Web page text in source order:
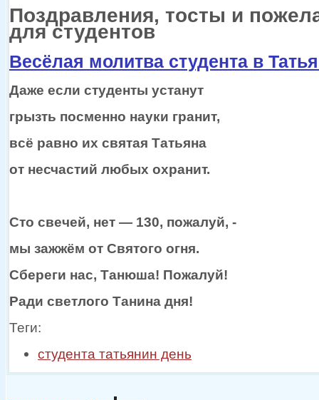
Поздравления, тосты и
для студентов
Весёлая молитва студента в
Даже если студенты устанут
грызть посменно науки гранит,
всё равно их святая Татьяна
от несчастий любых охранит.
Сто свечей, нет — 130, пожалуй, -
мы зажжём от Святого огня.
Сбереги нас, Танюша! Пожалуй!
Ради светлого Танина дня!
Теги:
студента татьянин день